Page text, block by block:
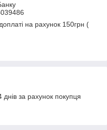
на рахунок 150грн (
за рахунок покупця